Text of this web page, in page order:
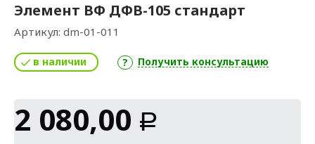
Элемент ВФ ДФВ-105 стандарт
Артикул: dm-01-011
в наличии Получить консультацию
2 080,00 Р